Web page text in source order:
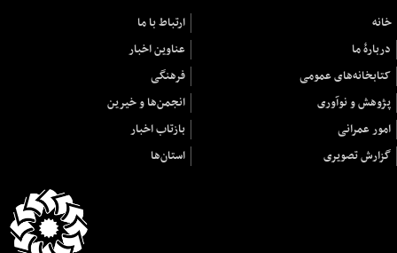
خانه
ارتباط با ما
دربارهٔ ما
عناوین اخبار
کتابخانه‌های عمومی
فرهنگی
پژوهش و نوآوری
انجمن‌ها و خیرین
امور عمرانی
بازتاب اخبار
گزارش تصویری
استان‌ها